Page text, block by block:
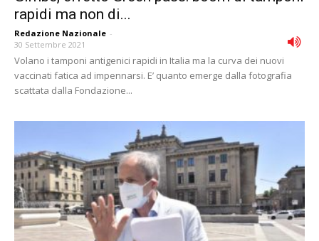
rapidi ma non di...
Redazione Nazionale -
30 Settembre 2021
Volano i tamponi antigenici rapidi in Italia ma la curva dei nuovi
vaccinati fatica ad impennarsi. E’ quanto emerge dalla fotografia
scattata dalla Fondazione...